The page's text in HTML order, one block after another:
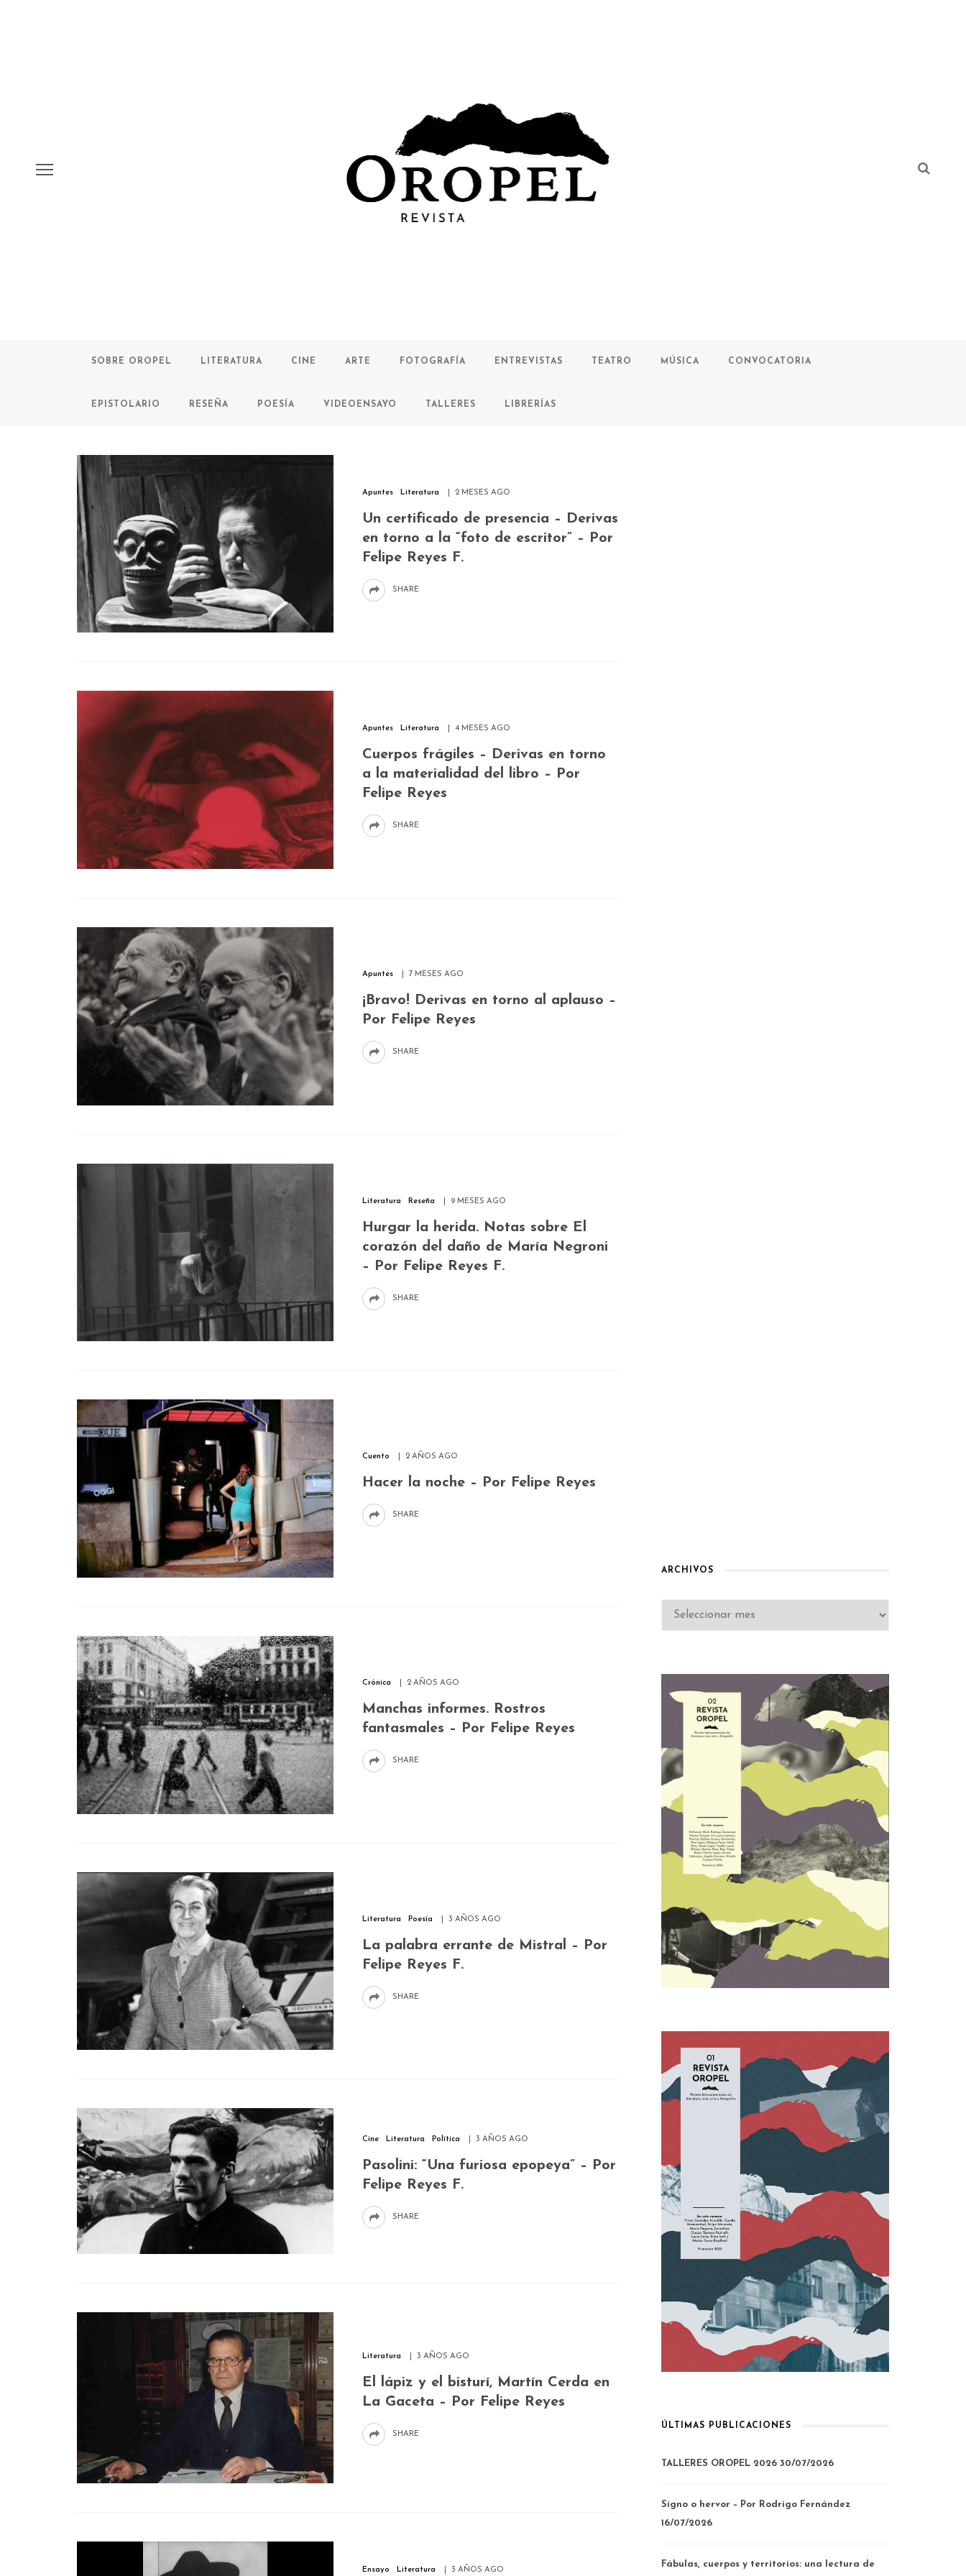
SOBRE OROPEL LITERATURA CINE ARTE FOTOGRAFÍA ENTREVISTAS TEATRO MÚSICA CONVOCATORIA
EPISTOLARIO RESEÑA POESÍA VIDEOENSAYO TALLERES LIBRERÍAS
Apuntes Literatura 2 MESES AGO
Un certificado de presencia – Derivas
en torno a la “foto de escritor” – Por
Felipe Reyes F.
SHARE
Apuntes Literatura 4 MESES AGO
Cuerpos frágiles – Derivas en torno
a la materialidad del libro – Por
Felipe Reyes
SHARE
Apuntes 7 MESES AGO
¡Bravo! Derivas en torno al aplauso –
Por Felipe Reyes
SHARE
Literatura Reseña 9 MESES AGO
Hurgar la herida. Notas sobre El
corazón del daño de María Negroni
– Por Felipe Reyes F.
SHARE
Cuento 2 AÑOS AGO
Hacer la noche – Por Felipe Reyes
SHARE
Crónica 2 AÑOS AGO
Manchas informes. Rostros
fantasmales – Por Felipe Reyes
SHARE
Literatura Poesía 3 AÑOS AGO
La palabra errante de Mistral – Por
Felipe Reyes F.
SHARE
Cine Literatura Política 3 AÑOS AGO
Pasolini: “Una furiosa epopeya” – Por
Felipe Reyes F.
SHARE
Literatura 3 AÑOS AGO
El lápiz y el bisturí, Martín Cerda en
La Gaceta – Por Felipe Reyes
SHARE
Ensayo Literatura 3 AÑOS AGO
ARCHIVOS
ÚLTIMAS PUBLICACIONES
TALLERES OROPEL 2026 30/07/2026
Signo o hervor – Por Rodrigo Fernández
16/07/2026
Fábulas, cuerpos y territorios: una lectura de